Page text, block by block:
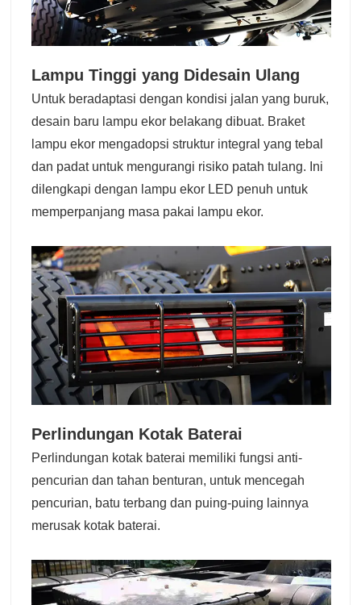
Lampu Tinggi yang Didesain Ulang
Untuk beradaptasi dengan kondisi jalan yang buruk,
desain baru lampu ekor belakang dibuat. Braket
lampu ekor mengadopsi struktur integral yang tebal
dan padat untuk mengurangi risiko patah tulang. Ini
dilengkapi dengan lampu ekor LED penuh untuk
memperpanjang masa pakai lampu ekor.
Perlindungan Kotak Baterai
Perlindungan kotak baterai memiliki fungsi anti-
pencurian dan tahan benturan, untuk mencegah
pencurian, batu terbang dan puing-puing lainnya
merusak kotak baterai.